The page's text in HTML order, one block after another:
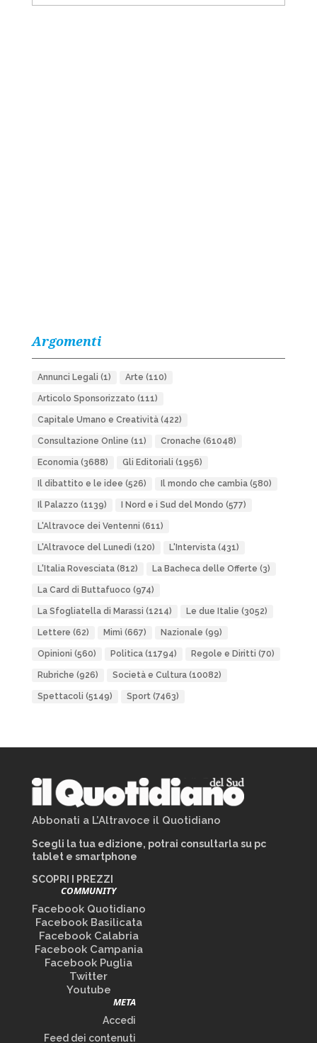
Argomenti
Annunci Legali (1) Arte (110)
Articolo Sponsorizzato (111)
Capitale Umano e Creatività(422)
Consultazione Online (11) Cronache (61048)
Economia(3688) Gli Editoriali (1956)
Il dibattito e le idee (526) Il mondo che cambia(580)
Il Palazzo (1139) I Nord e i Sud del Mondo (577)
L'Altravoce dei Ventenni (611)
L'Altravoce del Lunedì (120) L'Intervista(431)
L'Italia Rovesciata(812) La Bacheca delle Offerte (3)
La Card di Buttafuoco (974)
La Sfogliatella di Marassi (1214) Le due Italie (3052)
Lettere (62) Mimì (667) Nazionale (99)
Opinioni (560) Politica(11794) Regole e Diritti (70)
Rubriche (926) Società e Cultura(10082)
Spettacoli (5149) Sport(7463)
Abbonati a L’Altravoce il Quotidiano
Scegli la tua edizione, potrai consultarla su pc
tablet e smartphone
SCOPRI I PREZZI
COMMUNITY
Facebook Quotidiano
Facebook Basilicata
Facebook Calabria
Facebook Campania
Facebook Puglia
Twitter
Youtube
META
Accedi
Feed dei contenuti